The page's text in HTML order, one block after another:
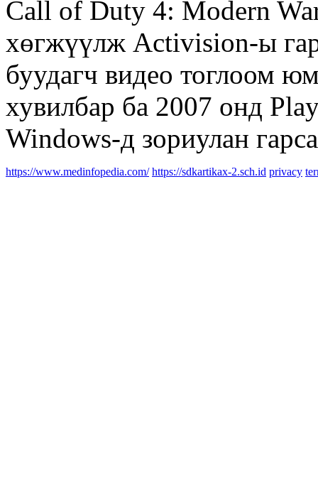
Call of Duty 4: Modern
хөгжүүлж Activision-ы
буудагч видео тоглоом
хувилбар ба 2007 онд
Windows-д зориулан
https://www.medinfopedia.com/ https://sdkartikax-2.sch.id privacy